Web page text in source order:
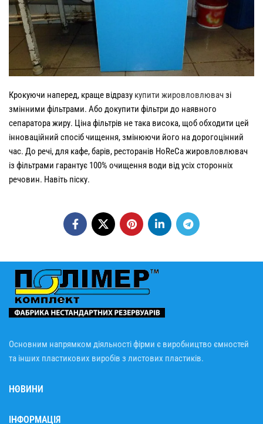
Крокуючи наперед, краще відразу купити жировловлювач зі
змінними фільтрами. Або докупити фільтри до наявного
сепаратора жиру. Ціна фільтрів не така висока, щоб обходити цей
інноваційний спосіб чищення, змінюючи його на дорогоцінний
час. До речі, для кафе, барів, ресторанів HoReCa жировловлювач
із фільтрами гарантує 100% очищення води від усіх сторонніх
речовин. Навіть піску.
Основним напрямком діяльності фірми є виробництво ємностей
та інших пластикових виробів з листових пластиків.
НОВИНИ
ІНФОРМАЦІЯ